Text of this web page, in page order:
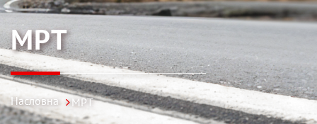
МРТ
Насловна МРТ